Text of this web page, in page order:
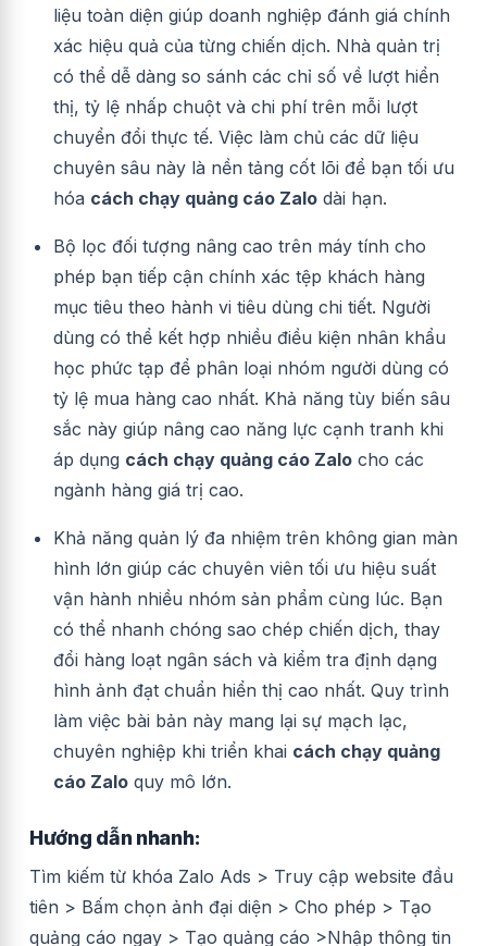
liệu toàn diện giúp doanh nghiệp đánh giá chính
xác hiệu quả của từng chiến dịch. Nhà quản trị
có thể dễ dàng so sánh các chỉ số về lượt hiển
thị, tỷ lệ nhấp chuột và chi phí trên mỗi lượt
chuyển đổi thực tế. Việc làm chủ các dữ liệu
chuyên sâu này là nền tảng cốt lõi để bạn tối ưu
hóa cách chạy quảng cáo Zalo dài hạn.
Bộ lọc đối tượng nâng cao trên máy tính cho
phép bạn tiếp cận chính xác tệp khách hàng
mục tiêu theo hành vi tiêu dùng chi tiết. Người
dùng có thể kết hợp nhiều điều kiện nhân khẩu
học phức tạp để phân loại nhóm người dùng có
tỷ lệ mua hàng cao nhất. Khả năng tùy biến sâu
sắc này giúp nâng cao năng lực cạnh tranh khi
áp dụng cách chạy quảng cáo Zalo cho các
ngành hàng giá trị cao.
Khả năng quản lý đa nhiệm trên không gian màn
hình lớn giúp các chuyên viên tối ưu hiệu suất
vận hành nhiều nhóm sản phẩm cùng lúc. Bạn
có thể nhanh chóng sao chép chiến dịch, thay
đổi hàng loạt ngân sách và kiểm tra định dạng
hình ảnh đạt chuẩn hiển thị cao nhất. Quy trình
làm việc bài bản này mang lại sự mạch lạc,
chuyên nghiệp khi triển khai cách chạy quảng
cáo Zalo quy mô lớn.
Hướng dẫn nhanh:
Tìm kiếm từ khóa Zalo Ads > Truy cập website đầu
tiên > Bấm chọn ảnh đại diện > Cho phép > Tạo
quảng cáo ngay > Tạo quảng cáo >Nhập thông tin